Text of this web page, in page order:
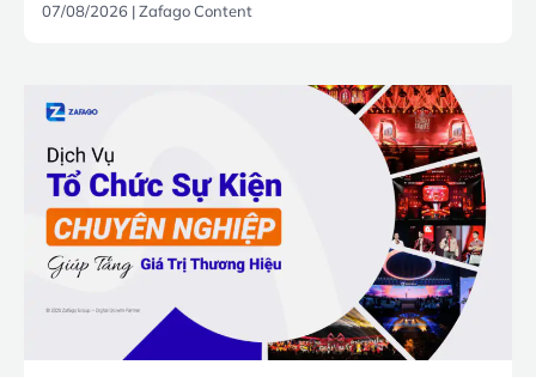
07/08/2026 |Zafago Content